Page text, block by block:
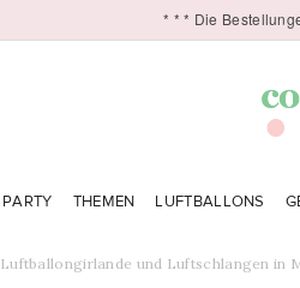
* * * Die
PARTY THEMEN LUFTBALLONS
Luftballongirlande und Luftschlangen in